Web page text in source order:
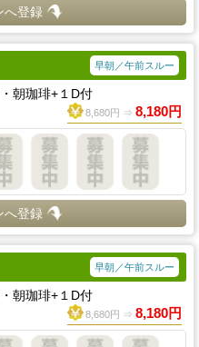
へ登録
早朝／午前スルー
朝珈琲+１D付
8,680円 ⇒ 8,180円
へ登録
早朝／午前スルー
朝珈琲+１D付
8,680円 ⇒ 8,180円